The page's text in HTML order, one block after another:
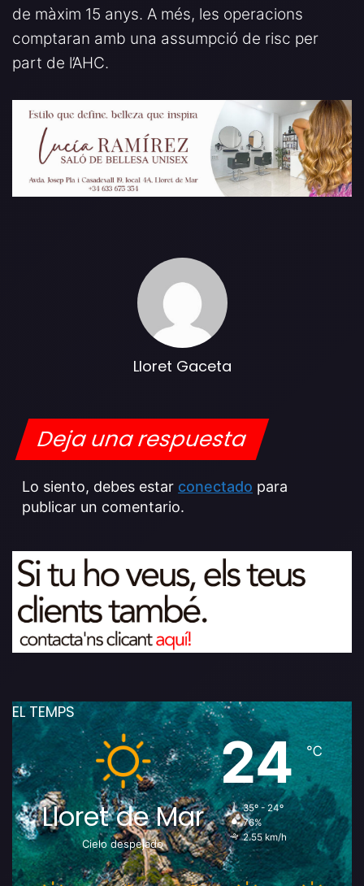
de màxim 15 anys. A més, les operacions
comptaran amb una assumpció de risc per
part de l’AHC.
Lloret Gaceta
Deja una respuesta
Lo siento, debes estar conectado para
publicar un comentario.
EL TEMPS
Lloret de Mar
Cielo despejado
24℃
35º - 24º
76%
2.55 km/h